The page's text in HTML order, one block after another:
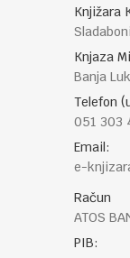
Knjižara
Knjaza
Banja
Telefon
051 303
Email:
e-
Račun
ATOS
PIB: